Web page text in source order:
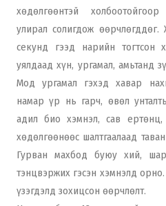
хөдөлгөөнтэй
улирал солигдож
секунд гээд нарийн тогтсон
уялдаад хүн, ургамал, амьтанд
Мод ургамал гэхэд хавар
намар үр нь гарч, өвөл
адил био хэмнэл, сав
хөдөлгөөнөөс шалтгаалаад
Гурван махбод буюу хий,
тэнцвэржих гэсэн хэмнэлд
үзэгдэлд зохицсон өөрчлөлт.